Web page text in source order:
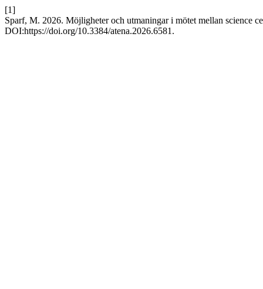
[1]
Sparf, M. 2026. Möjligheter och utmaningar i mötet mellan science
DOI:https://doi.org/10.3384/atena.2026.6581.